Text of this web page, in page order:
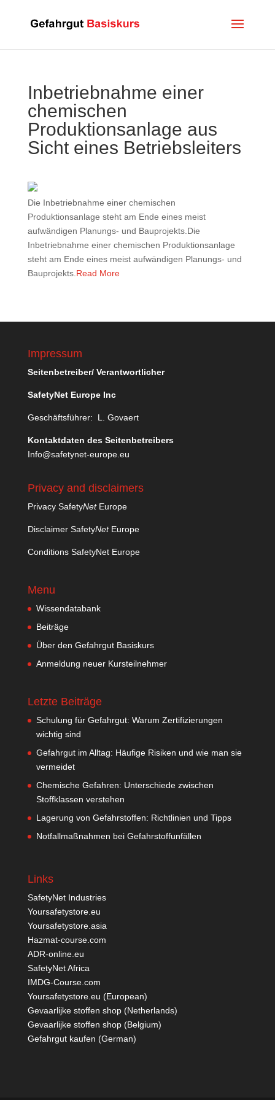
Inbetriebnahme einer
chemischen
Produktionsanlage aus
Sicht eines Betriebsleiters
Die Inbetriebnahme einer chemischen
Produktionsanlage steht am Ende eines meist
aufwändigen Planungs- und Bauprojekts.Die
Inbetriebnahme einer chemischen Produktionsanlage
steht am Ende eines meist aufwändigen Planungs- und
Bauprojekts. Read More
Impressum
Seitenbetreiber/ Verantwortlicher
SafetyNet Europe Inc
Geschäftsführer: L. Govaert
Kontaktdaten des Seitenbetreibers
Info@safetynet-europe.eu
Privacy and disclaimers
Privacy SafetyNetEurope
Disclaimer SafetyNetEurope
Conditions SafetyNet Europe
Menu
Wissendatabank
Beiträge
Über den Gefahrgut Basiskurs
Anmeldung neuer Kursteilnehmer
Letzte Beiträge
Schulung für Gefahrgut: Warum Zertifizierungen
wichtig sind
Gefahrgut im Alltag: Häufige Risiken und wie man sie
vermeidet
Chemische Gefahren: Unterschiede zwischen
Stoffklassen verstehen
Lagerung von Gefahrstoffen: Richtlinien und Tipps
Notfallmaßnahmen bei Gefahrstoffunfällen
Links
SafetyNet Industries
Yoursafetystore.eu
Yoursafetystore.asia
Hazmat-course.com
ADR-online.eu
SafetyNet Africa
IMDG-Course.com
Yoursafetystore.eu (European)
Gevaarlijke stoffen shop (Netherlands)
Gevaarlijke stoffen shop (Belgium)
Gefahrgut kaufen (German)